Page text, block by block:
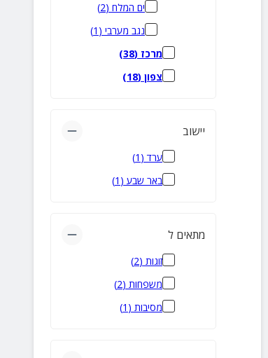
ים המלח (
2
)
נגב מערבי (
1
)
מרכז (
38
)
צפון (
18
)
יישוב
ערד (
1
)
באר שבע (
1
)
מתאים ל
זוגות (
2
)
משפחות (
2
)
מסיבות (
1
)